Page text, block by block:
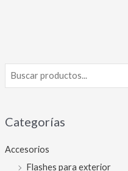
Categorías
Accesorios
Flashes para exterior